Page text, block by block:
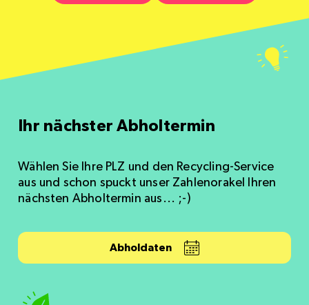
Ihr nächster Abholtermin
Wählen Sie Ihre PLZ und den Recycling-Service
aus und schon spuckt unser Zahlenorakel Ihren
nächsten Abholtermin aus... ;-)
Abholdaten